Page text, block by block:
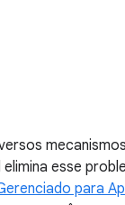
esse
para